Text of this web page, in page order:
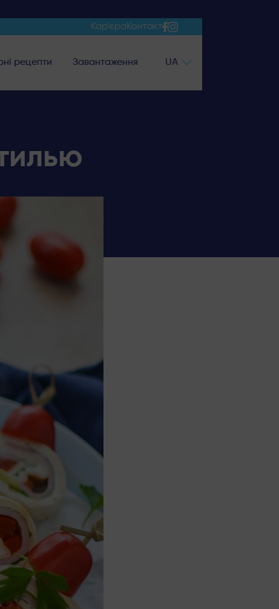
Кар’єраКонтакт
рецепти Завантаження UA